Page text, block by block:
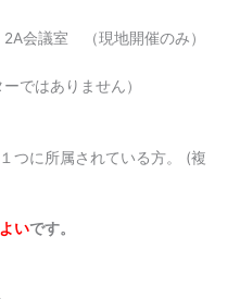
会議室 （現地開催のみ）
ではありません）
つに所属されている方。 (複
いです。